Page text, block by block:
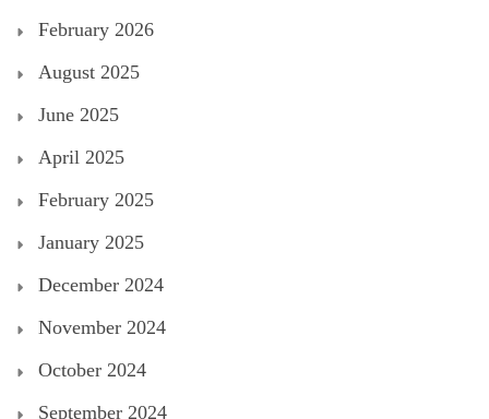
February 2026
August 2025
June 2025
April 2025
February 2025
January 2025
December 2024
November 2024
October 2024
September 2024